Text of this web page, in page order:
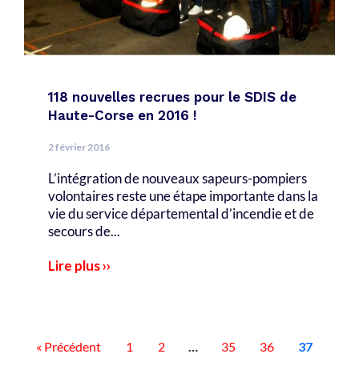
118 nouvelles recrues pour le SDIS de
Haute-Corse en 2016 !
2 février 2016
L’intégration de nouveaux sapeurs-pompiers
volontaires reste une étape importante dans la
vie du service départemental d’incendie et de
secours de...
Lire plus ››
« Précédent 1 2 … 35 36 37